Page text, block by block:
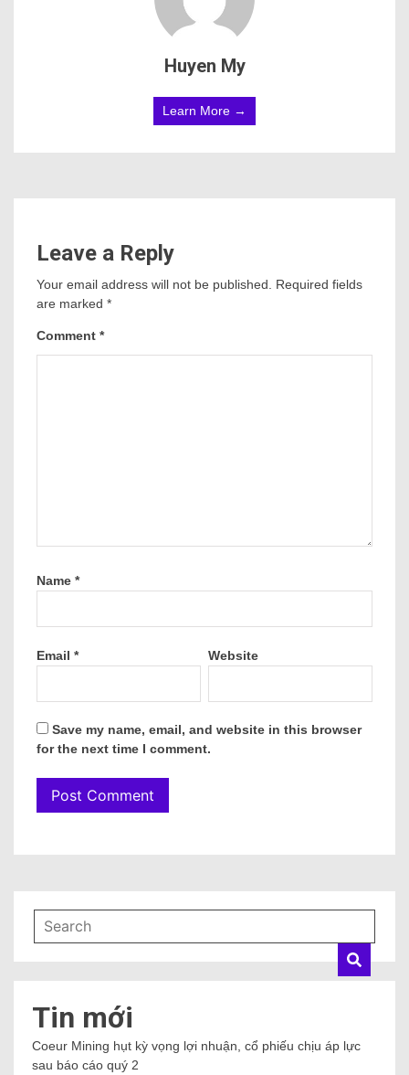
Huyen My
Learn More →
Leave a Reply
Your email address will not be published. Required fields
are marked *
Comment *
Name *
Email * Website
Save my name, email, and website in this browser
for the next time I comment.
Tin mới
Coeur Mining hụt kỳ vọng lợi nhuận, cổ phiếu chịu áp lực
sau báo cáo quý 2